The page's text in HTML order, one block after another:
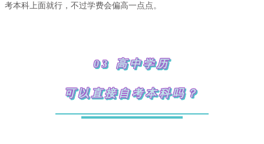
考本科上面就行，不过学费会偏高一点点。
03 高中学历
可以直接自考本科吗？